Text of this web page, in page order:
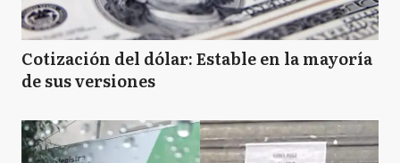
Cotización del dólar: Estable en la mayoría
de sus versiones